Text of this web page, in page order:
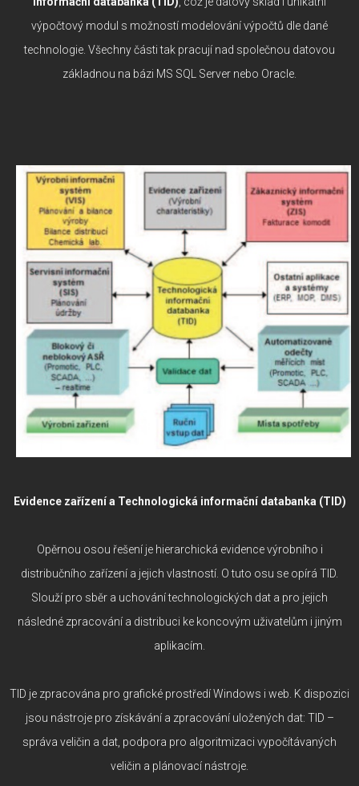
výpočtový modul s možností modelování výpočtů dle dané
technologie. Všechny části tak pracují nad společnou datovou
základnou na bázi MS SQL Server nebo Oracle.
Evidence zařízení a Technologická informační databanka (TID)
Opěrnou osou řešení je hierarchická evidence výrobního i
distribučního zařízení a jejich vlastností. O tuto osu se opírá TID.
Slouží pro sběr a uchování technologických dat a pro jejich
následné zpracování a distribuci ke koncovým uživatelům i jiným
aplikacím.
TID je zpracována pro grafické prostředí Windows i web. K dispozici
jsou nástroje pro získávání a zpracování uložených dat: TID –
správa veličin a dat, podpora pro algoritmizaci vypočítávaných
veličin a plánovací nástroje.